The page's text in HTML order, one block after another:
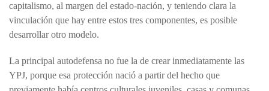
capitalismo, al margen del estado-nación, y teniendo clara la
vinculación que hay entre estos tres componentes, es posible
desarrollar otro modelo.
La principal autodefensa no fue la de crear inmediatamente las
YPJ, porque esa protección nació a partir del hecho que